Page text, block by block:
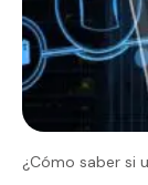
¿Cómo saber si